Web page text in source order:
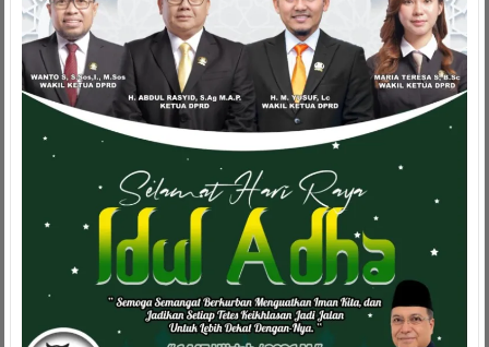
Tingkat
Provinsi
Banten